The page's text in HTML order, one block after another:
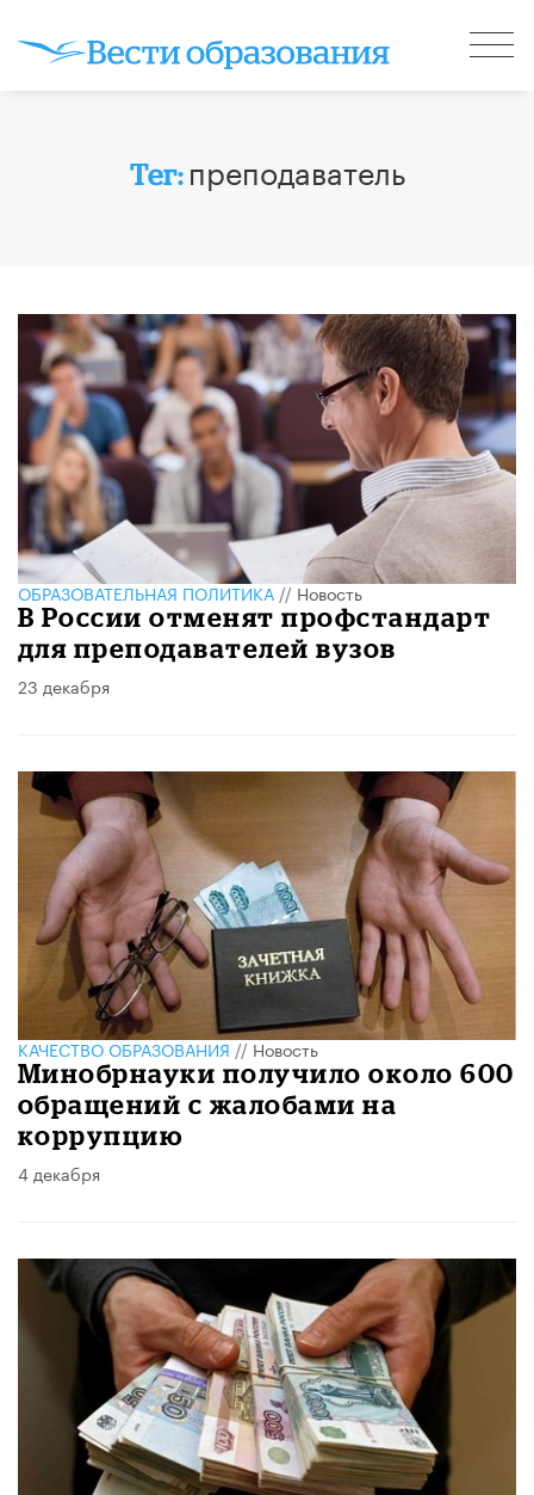
Тег: преподаватель
ОБРАЗОВАТЕЛЬНАЯ ПОЛИТИКА//Новость
В России отменят профстандарт
для преподавателей вузов
23 декабря
КАЧЕСТВО ОБРАЗОВАНИЯ//Новость
Минобрнауки получило около 600
обращений с жалобами на
коррупцию
4 декабря